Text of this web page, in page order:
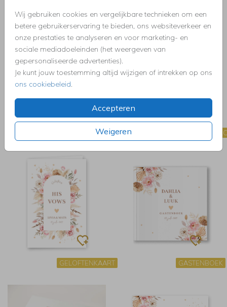
Wij gebruiken cookies en vergelijkbare technieken om een
betere gebruikerservaring te bieden, ons websiteverkeer en
onze prestaties te analyseren en voor marketing- en
sociale mediadoeleinden (het weergeven van
gepersonaliseerde advertenties).
Je kunt jouw toestemming altijd wijzigen of intrekken op ons
ons cookiebeleid.
Accepteren
Weigeren
STICKER INLEGKAART
GELOFTENKAART GASTENBOEK